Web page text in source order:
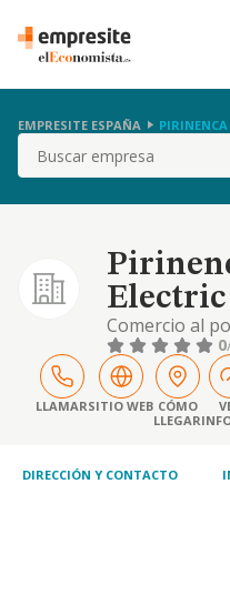
EMPRESITE ESPAÑA PIRINENCA
Buscar
Electric
Comercio al
0
LLAMARSITIO WEB CÓMO
LLEGAR
DIRECCIÓN Y CONTACTO